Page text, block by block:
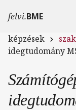
felvi.BME
képzések
idegtudomány